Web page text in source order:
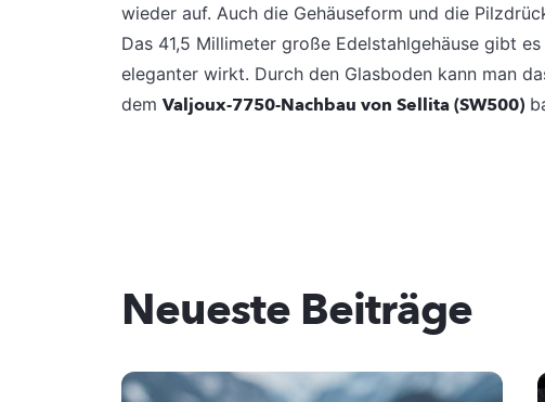
wieder auf. Auch die Gehäuseform und die
Das 41,5 Millimeter große Edelstahlgehäuse gibt
eleganter wirkt. Durch den Glasboden kann man
dem Valjoux-7750-Nachbau von Sellita (SW500)
Neueste Beiträge